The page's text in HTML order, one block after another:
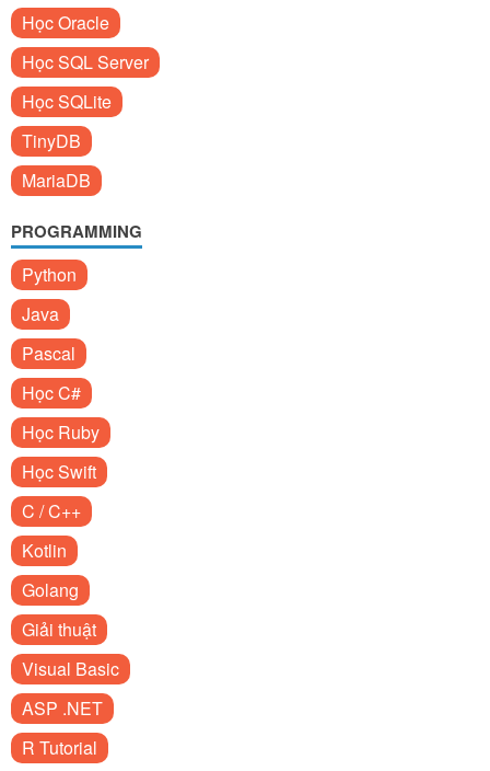
Học Oracle
Học SQL Server
Học SQLite
TinyDB
MariaDB
PROGRAMMING
Python
Java
Pascal
Học C#
Học Ruby
Học Swift
C / C++
Kotlin
Golang
Giải thuật
Visual Basic
ASP .NET
R Tutorial